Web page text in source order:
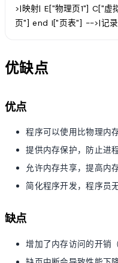
>|映射| E["物理页1"] C["
页"] end I["页表"] -->|记
优缺点
优点
程序可以使用比物理内
提供内存保护，防止进
允许内存共享，提高内
简化程序开发，程序员
缺点
增加了内存访问的开销